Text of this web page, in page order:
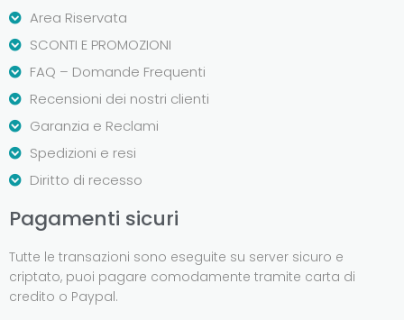
Area Riservata
SCONTI E PROMOZIONI
FAQ – Domande Frequenti
Recensioni dei nostri clienti
Garanzia e Reclami
Spedizioni e resi
Diritto di recesso
Pagamenti sicuri
Tutte le transazioni sono eseguite su server sicuro e
criptato, puoi pagare comodamente tramite carta di
credito o Paypal.